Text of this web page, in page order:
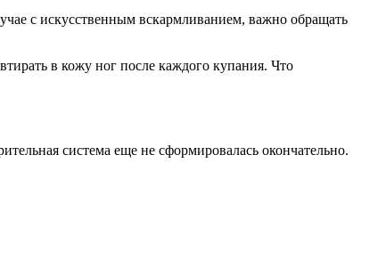
с искусственным вскармливанием, важно обращать
в кожу ног после каждого купания. Что
система еще не сформировалась окончательно.